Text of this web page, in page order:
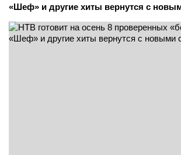
«Шеф» и другие хиты вернутся с